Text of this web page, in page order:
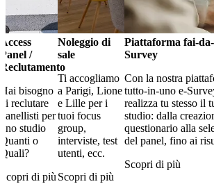
Access
Panel /
Reclutamento
Hai bisogno
di reclutare
panellisti per
uno studio
Quanti o
Quali?
Scopri di più
Noleggio di
sale
Ti accogliamo
a Parigi, Lione
e Lille per i
tuoi focus
group,
interviste, test
utenti, ecc.
Scopri di più
Piattaforma fai-
Survey
Con la nostra
tutto-in-uno e-
realizza tu stesso il
studio: dalla
questionario alla
del panel, fino ai
Scopri di più